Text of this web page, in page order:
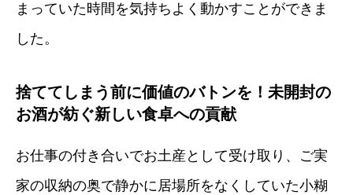
まっていた時間を気持ちよく動かすことができま
した。
捨ててしまう前に価値のバトンを！未開封の
お酒が紡ぐ新しい食卓への貢献
お仕事の付き合いでお土産として受け取り、ご実
家の収納の奥で静かに居場所をなくしていた小糊